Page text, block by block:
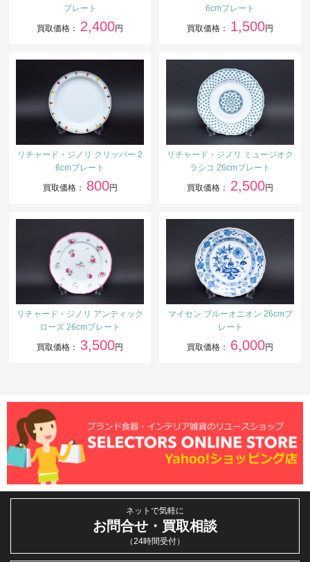
プレート
買取価格： 2,400円
6cmプレート
買取価格： 1,500円
リチャード・ジノリ クリッパー 2
6cmプレート
買取価格： 800円
リチャード・ジノリ ミュージオク
ラシコ 26cmプレート
買取価格： 2,500円
リチャード・ジノリ アンティック
ローズ 26cmプレート
買取価格： 3,500円
マイセン ブルーオニオン 26cmプ
レート
買取価格： 6,000円
ネットで気軽に
お問合せ・買取相談
（24時間受付）